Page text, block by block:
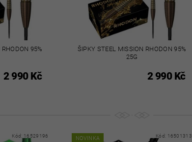
95%
2 990 Kč
ŠIPKY STEEL MISSION RHODON 95%
25G
2 990 Kč
Kód: 16529196 NOVINKA Kód: 16501313